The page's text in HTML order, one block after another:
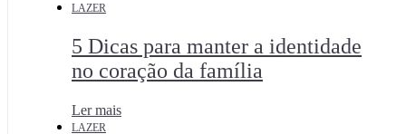
LAZER
5 Dicas para manter a identidade
no coração da família
Ler mais
LAZER